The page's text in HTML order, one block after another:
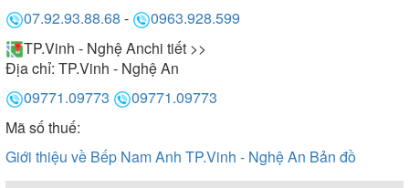
07.92.93.88.68 -
0963.928.599
TP.Vinh - Nghệ Anchi tiết >>
Địa chỉ: TP.Vinh - Nghệ An
09771.09773
09771.09773
Mã số thuế:
Giới thiệu về Bếp Nam Anh TP.Vinh - Nghệ An Bản đồ